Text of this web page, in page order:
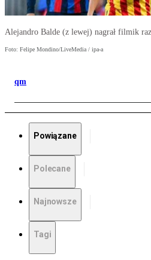
Alejandro Balde (z lewej) nagrał filmik
Foto: Felipe Mondino/LiveMedia / ipa-a
qm
Powiązane
Polecane
Najnowsze
Tagi